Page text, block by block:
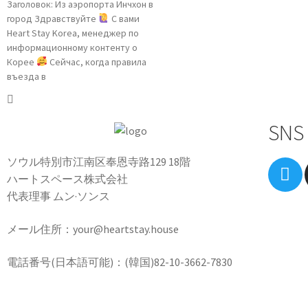
Заголовок: Из аэропорта Инчхон в
город Здравствуйте
С вами
Heart Stay Korea, менеджер по
информационному контенту о
Корее
Сейчас, когда правила
въезда в
ソウル特別市江南区奉恩寺路129 18階
ハートスペース株式会社
代表理事 ムン·ソンス
メール住所：your@heartstay.house
電話番号(日本語可能)：(韓国)82-10-3662-7830
SNS